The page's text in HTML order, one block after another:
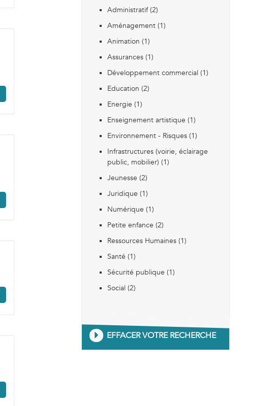
Administratif (2)
Aménagement (1)
Animation (1)
Assurances (1)
Développement commercial (1)
Education (2)
Energie (1)
Enseignement artistique (1)
Environnement - Risques (1)
Infrastructures (voirie, éclairage
public, mobilier) (1)
Jeunesse (2)
Juridique (1)
Numérique (1)
Petite enfance (2)
Ressources Humaines (1)
Santé (1)
Sécurité publique (1)
Social (2)
EFFACER VOTRE RECHERCHE